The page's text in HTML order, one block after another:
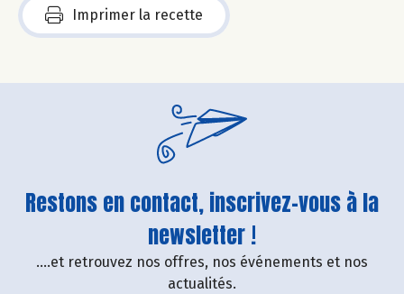
Imprimer la recette
Restons en contact, inscrivez-vous à la
newsletter !
....et retrouvez nos offres, nos événements et nos
actualités.